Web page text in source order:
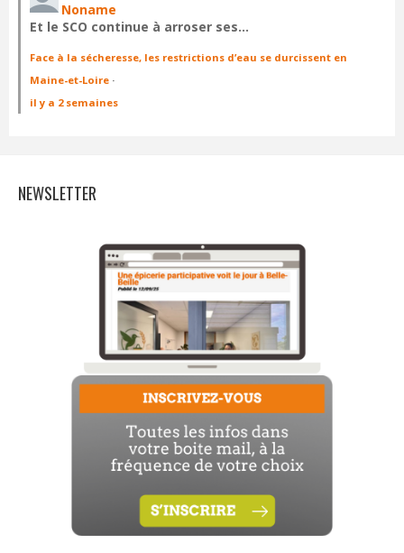
Noname
Et le SCO continue à arroser ses…
Face à la sécheresse, les restrictions d’eau se durcissent en
Maine-et-Loire ·
il y a 2 semaines
NEWSLETTER